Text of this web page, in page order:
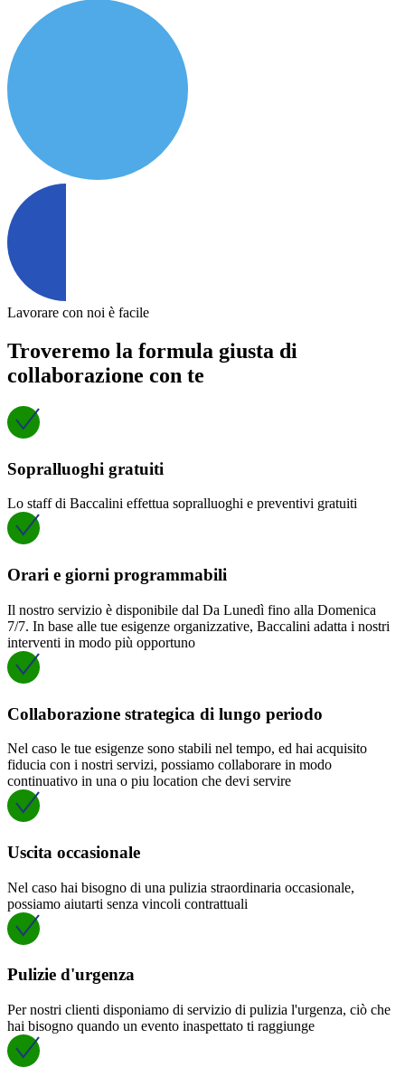
Lavorare con noi è facile
Troveremo la formula giusta di
collaborazione con te
Sopralluoghi gratuiti
Lo staff di Baccalini effettua sopralluoghi e preventivi gratuiti
Orari e giorni programmabili
Il nostro servizio è disponibile dal Da Lunedì fino alla Domenica
7/7. In base alle tue esigenze organizzative, Baccalini adatta i nostri
interventi in modo più opportuno
Collaborazione strategica di lungo periodo
Nel caso le tue esigenze sono stabili nel tempo, ed hai acquisito
fiducia con i nostri servizi, possiamo collaborare in modo
continuativo in una o piu location che devi servire
Uscita occasionale
Nel caso hai bisogno di una pulizia straordinaria occasionale,
possiamo aiutarti senza vincoli contrattuali
Pulizie d'urgenza
Per nostri clienti disponiamo di servizio di pulizia l'urgenza, ciò che
hai bisogno quando un evento inaspettato ti raggiunge